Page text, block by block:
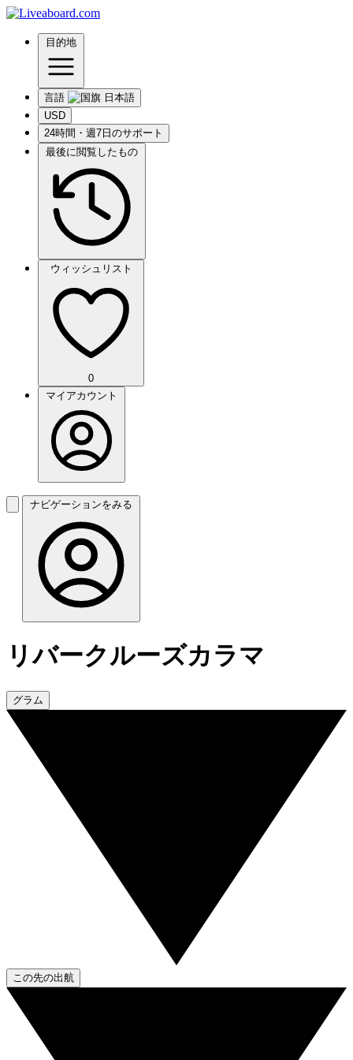
目的地
言語
USD
24時間・週7日のサポート
最後に閲覧したもの
ウィッシュリスト
0
マイアカウント
ナビゲーションをみる
リバークルーズカラマ
グラム
この先の出航